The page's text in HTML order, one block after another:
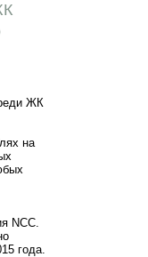
ЖК
на
NCC.
года.